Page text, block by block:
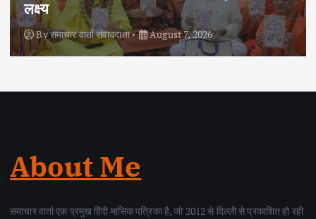
हत्थे चढ़ा, नौ आपराधिक मामलों में रहा है शामिल
Byसमाचार वार्ता संवाददाता August 6, 2026
About Me
समाचार वार्ता एक प्रमुख हिंदी मासिक पत्रिका है, जो 2012 से दिल्ली से प्रकाशित हो रही